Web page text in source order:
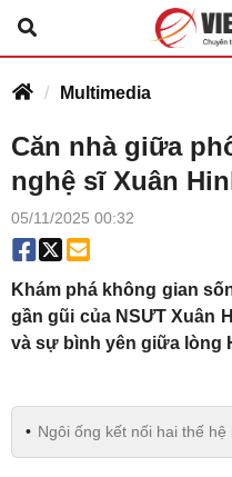
Multimedia
Căn nhà giữa
nghệ sĩ Xuân
05/11/2025 00:32
Khám phá không gian
gần gũi của NSƯT Xuân
và sự bình yên giữa lòng
Ngôi ống kết nối hai thế